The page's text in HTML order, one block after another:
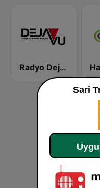
Radyo Dejavu
Sari